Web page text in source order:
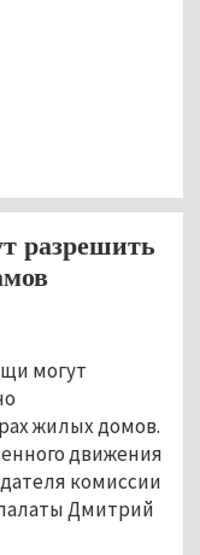
разрешить
могут
жилых домов.
движения
комиссии
Дмитрий